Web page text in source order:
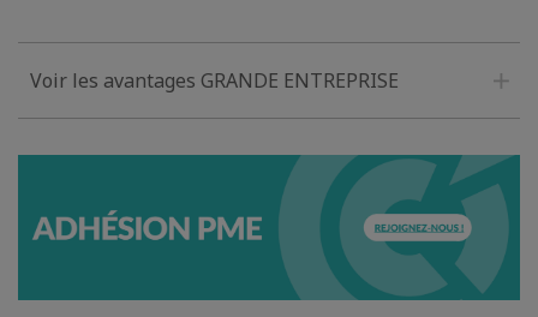
Voir les avantages GRANDE ENTREPRISE